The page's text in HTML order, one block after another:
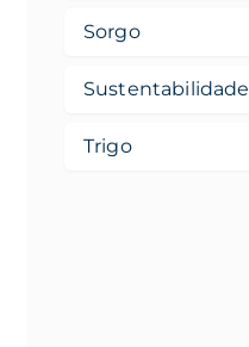
Sorgo
Sustentabilidade
Trigo